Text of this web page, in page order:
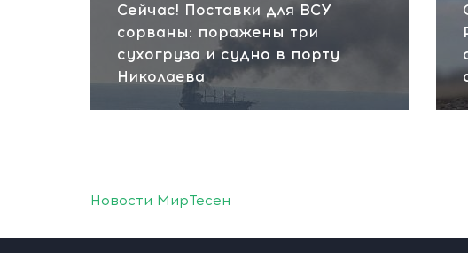
Сейчас! Поставки для ВСУ
сорваны: поражены три
сухогруза и судно в порту
Николаева
Новости МирТесен